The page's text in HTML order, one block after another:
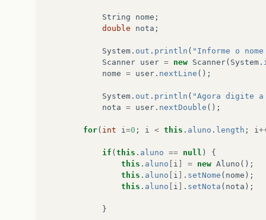
String nome ;
double
nota ;
System . out . println ( "Informe o
Scanner user = new Scanner( System .
nome = user . nextLine ();
System . out . println ( "Agora digite
nota = user . nextDouble ();
for( int i =0 ; i < this . aluno . length ; i
if ( this . aluno == null )
{
this . aluno i = new Aluno ();
this . aluno i . setNome ( nome );
this . aluno i . setNota ( nota );
}